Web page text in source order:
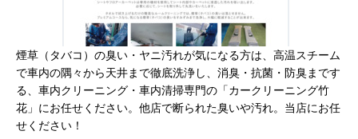
煙草（タバコ）の臭い・ヤニ汚れが気になる方は、高温スチーム
で車内の隅々から天井まで徹底洗浄し、消臭・抗菌・防臭まです
る、車内クリーニング・車内清掃専門の「カークリーニング竹
花」にお任せください。他店で断られた臭いや汚れ。当店にお任
せください！